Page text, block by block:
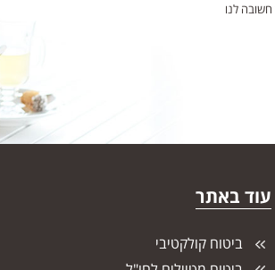
לנו
עוד באתר
ביטוח קולקטיבי